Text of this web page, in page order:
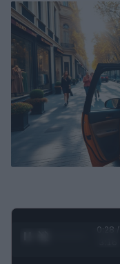
0:29 /